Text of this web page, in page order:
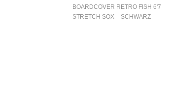
BOARDCOVER RETRO FISH 6'7
STRETCH SOX – SCHWARZ